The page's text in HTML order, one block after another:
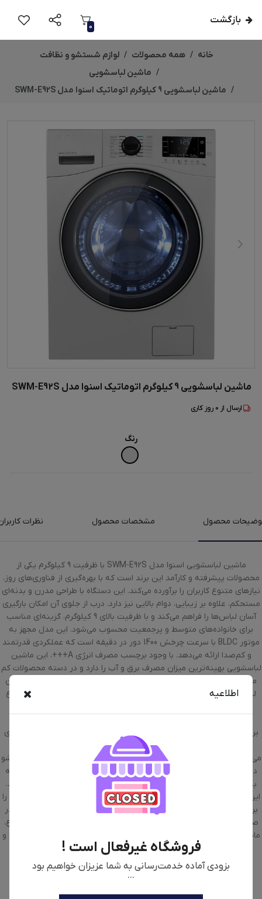
اطلاعیه
فروشگاه غیرفعال است !
بزودی آماده خدمت‌رسانی به شما عزیزان خواهیم بود
...
بازگشت
0
خانه همه محصولات
لوازم شستشو و نظافت
ماشین لباسشویی
ماشین لباسشویی 9 کیلوگرم اتوماتیک اسنوا مدل SWM-E92S
ماشین لباسشویی 9 کیلوگرم اتوماتیک اسنوا مدل SWM-E92S
ارسال از 0 روز کاری
رنگ
محصول مشخصات محصول نظرات
ماشین لباسشویی اسنوا مدل SWM-E92S با ظرفیت 9 کیلوگرم یکی از
محصولات پیشرفته و کارآمد این برند است که با بهره‌گیری از فناوری‌های روز،
نیازهای متنوع کاربران را برآورده می‌کند. این دستگاه با طراحی مدرن و بدنه‌ای
مستحکم، علاوه بر زیبایی، دوام بالایی نیز دارد. درب از جلوی آن امکان بارگیری
آسان لباس‌ها را فراهم می‌کند و با ظرفیت بالای 9 کیلوگرم، گزینه‌ای مناسب
برای خانواده‌های متوسط و پرجمعیت محسوب می‌شود. این مدل مجهز به
موتور BLDC با سرعت چرخش 1400 دور در دقیقه است که عملکردی قدرتمند
و کم‌صدا ارائه می‌دهد. با وجود برچسب مصرف انرژی A+++، این ماشین
لباسشویی بهینه‌ترین میزان مصرف برق و آب را دارد و در دسته محصولات کم‌
مصرف قرار می‌گیرد. یکی از قابلیت‌های مهم این دستگاه، امکان اضافه کردن
لباس در حین شست‌وشو است که به کاربر اجازه می‌دهد حتی پس از شروع
برنامه‌های مختلفی مانند شست‌وشوی سریع، آبکشی و چرخش، شست‌وشوی
هوشمند و برنامه شستشوی به صرفه می‌شود. این تنوع برنامه‌ها باعث
می‌شود تا بتوان لباس‌هایی با جنس‌های مختلف را با دقت بیشتری شست‌وشو
داد. از دیگر ویژگی‌های کاربردی این مدل، قابلیت اتصال به اینترنت است که
به کاربران امکان کنترل از راه دور و برنامه‌ریزی دقیق شست‌وشو را می‌دهد.
این مدل همچنین دارای سیستم ایمنی قفل کودک است که امنیت بیشتری را
برای خانواده‌هایی با کودکان کوچک فراهم می‌کند. امکان ادامه شست‌وشو در
صورت قطع برق هم از دیگر مزایای این دستگاه محسوب می‌شود. در مجموع،
ماشین لباسشویی اسنوا مدل SWM-E92S با طراحی مدرن، امکانات هوشمند و
مصرف بهینه، انتخابی مناسب برای افرادی است که به دنبال یک محصول
باکیفیت و به‌ روز هستند.